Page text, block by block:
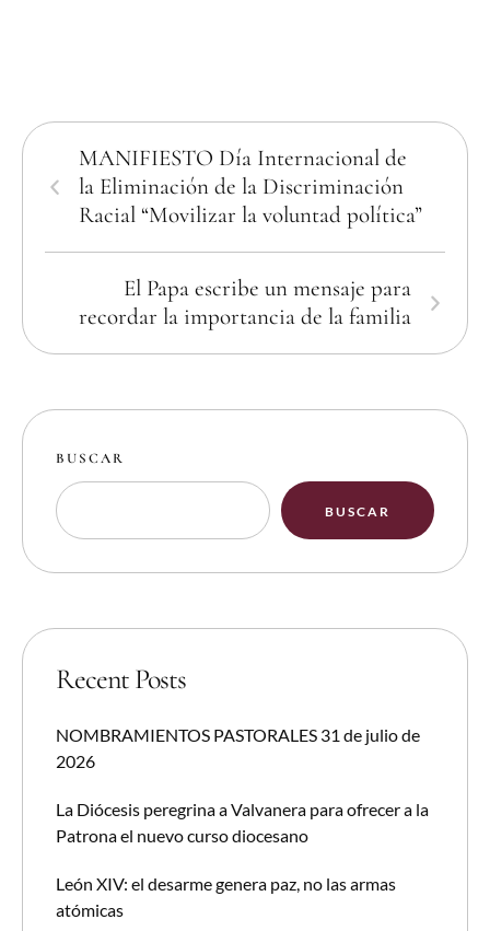
MANIFIESTO Día Internacional de
la Eliminación de la Discriminación
Racial “Movilizar la voluntad política”
El Papa escribe un mensaje para
recordar la importancia de la familia
BUSCAR
BUSCAR
Recent Posts
NOMBRAMIENTOS PASTORALES 31 de julio de
2026
La Diócesis peregrina a Valvanera para ofrecer a la
Patrona el nuevo curso diocesano
León XIV: el desarme genera paz, no las armas
atómicas